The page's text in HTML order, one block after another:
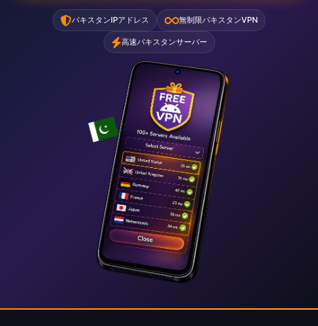
パキスタンIPアドレス 無制限パキスタンVPN
高速パキスタンサーバー